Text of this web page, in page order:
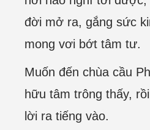
đời mở ra, gắng sức
mong vơi bớt tâm tư.
Muốn đến chùa cầu
hữu tâm trông thấy,
lời ra tiếng vào.